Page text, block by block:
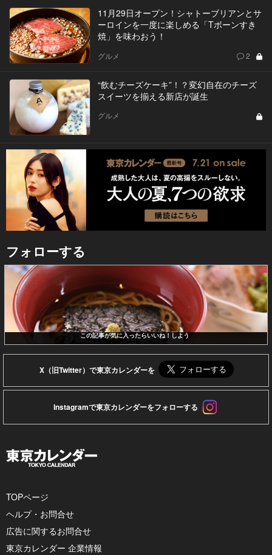
11月29日オープン！シャトーブリアンとサ
ーロインを一度に楽しめる「Tボーンすき
焼」を味わおう！
グルメ 2
“飲むチーズケーキ”！？変幻自在のチーズ
スイーツを揃える新店が誕生
グルメ
フォローする
この記事が気に入ったらいいね！しよう
X（旧Twitter）で東京カレンダーを
Instagramで東京カレンダーをフォローする
TOPページ
ヘルプ・お問合せ
広告に関するお問合せ
東京カレンダー 企業情報